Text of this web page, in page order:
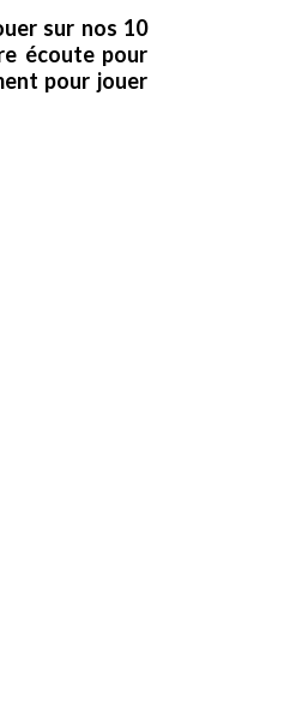
sur nos 10
écoute pour
pour jouer